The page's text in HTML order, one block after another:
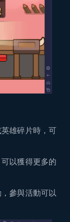
雄碎片時，可
以獲得更多的
參與活動可以